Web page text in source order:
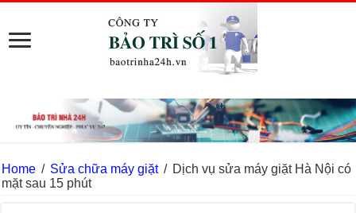
Home / Sửa chữa máy giặt / Dịch vụ sửa máy giặt Hà Nội có
mặt sau 15 phút